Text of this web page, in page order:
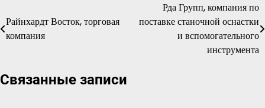
по
Райнхардт Восток, торговая
компания
Рда Групп, компания по
поставке станочной оснастки
и вспомогательного
инструмента
Связанные записи